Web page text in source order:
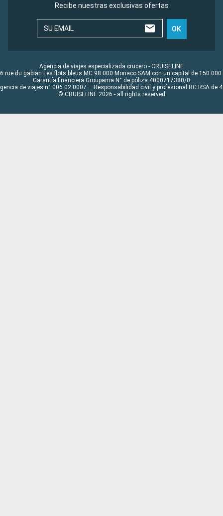
Recibe nuestras exclusivas ofertas
SU EMAIL OK
Agencia de viajes especializada crucero - CRUISELINE
rue du gabian Les flots bleus MC 98 000 Monaco SAM con un capital de 150 000
Garantía financiera Groupama N° de póliza 4000717380/0
de viajes n° 006 02 0007 – Responsabilidad civil y profesional RC RSA de
© CRUISELINE 2026 - all rights reserved